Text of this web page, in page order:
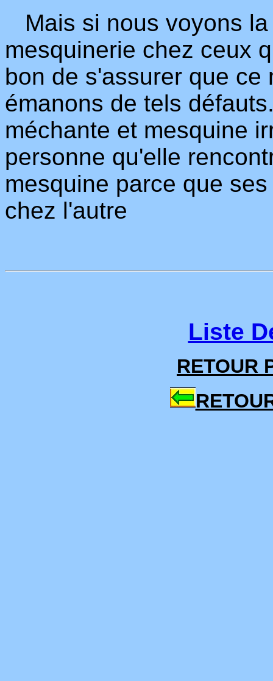
Mais si nous voyons
mesquinerie chez ceux
bon de s'assurer que ce
émanons de tels
méchante et mesquine
personne qu'elle
mesquine parce que
chez l'autre
Liste
RETOUR